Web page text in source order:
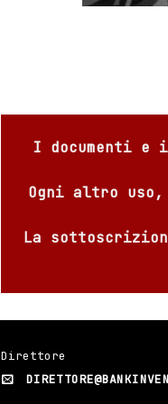
I documenti
Ogni altro uso,
La
Direttore